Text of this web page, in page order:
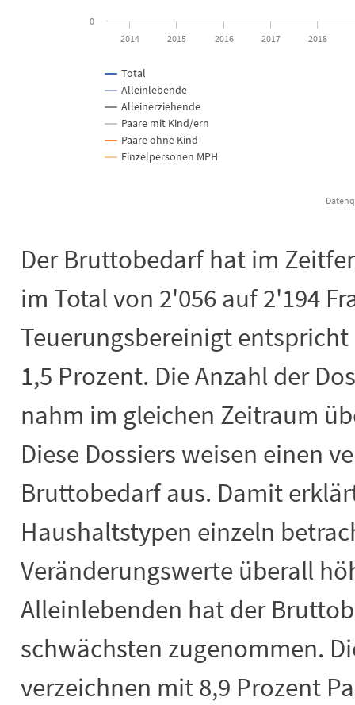
Total
Alleinlebende
Alleinerziehende
Paare mit Kind/ern
Paare ohne Kind
Einzelpersonen MPH
2014 2015 2016 2017 2018
0
Der Bruttobedarf hat im
im Total von 2'056 auf 2'194
Teuerungsbereinigt
1,5 Prozent. Die Anzahl der
nahm im gleichen Zeitraum
Diese Dossiers weisen einen
Bruttobedarf aus. Damit
Haushaltstypen einzeln
Veränderungswerte überall
Alleinlebenden hat der
schwächsten zugenommen.
verzeichnen mit 8,9 Prozent